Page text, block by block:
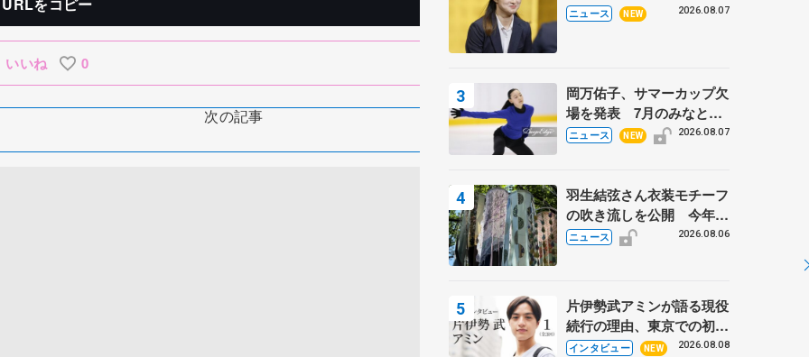
URLをコピー
いいね 0
次の記事
学省スポーツ表彰式で代表
ニュース NEW 2026.08.07
岡万佑子、サマーカップ欠
場を発表 7月のみなとア
クルス杯は腰痛の影響で
ニュース NEW 2026.08.07
羽生結弦さん衣装モチーフ
の吹き流しを公開 今年は
「春よ、来い」、仙台の瑞
ニュース 2026.08.06
片伊勢武アミンが語る現役
続行の理由、東京での初め
ての一人暮らし 注目スケ
インタビュー NEW 2026.08.08